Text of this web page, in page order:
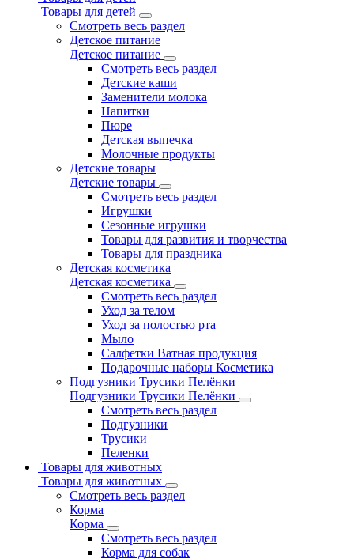
Товары для детей
Смотреть весь раздел
Детское питание
Детское питание
Смотреть весь раздел
Детские каши
Заменители молока
Напитки
Пюре
Детская выпечка
Молочные продукты
Детские товары
Детские товары
Смотреть весь раздел
Игрушки
Сезонные игрушки
Товары для развития и творчества
Товары для праздника
Детская косметика
Детская косметика
Смотреть весь раздел
Уход за телом
Уход за полостью рта
Мыло
Салфетки Ватная продукция
Подарочные наборы Косметика
Подгузники Трусики Пелёнки
Подгузники Трусики Пелёнки
Смотреть весь раздел
Подгузники
Трусики
Пеленки
Товары для животных
Товары для животных
Смотреть весь раздел
Корма
Корма
Смотреть весь раздел
Корма для собак